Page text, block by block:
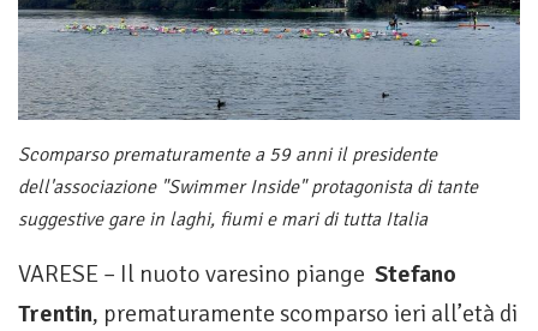
Scomparso prematuramente a 59 anni il presidente
dell'associazione "Swimmer Inside" protagonista di tante
suggestive gare in laghi, fiumi e mari di tutta Italia
VARESE – Il nuoto varesino piange Stefano
Trentin, prematuramente scomparso ieri all’età di